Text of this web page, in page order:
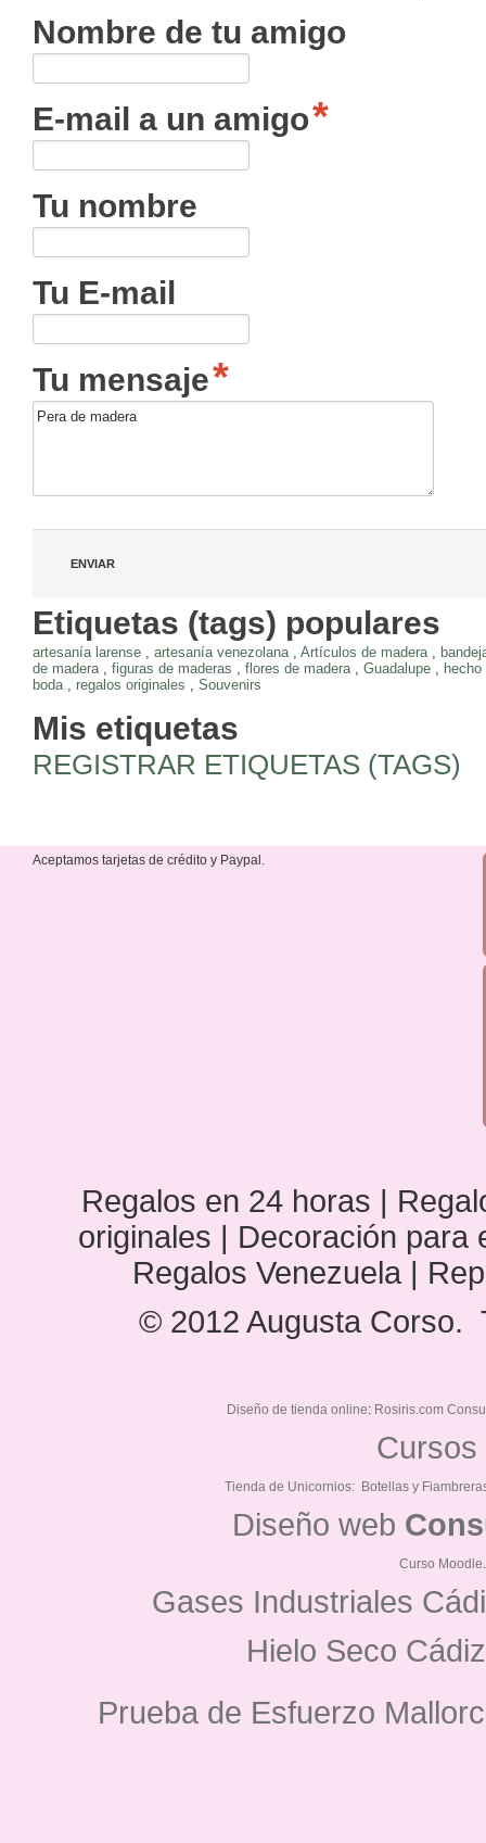
Nombre de tu amigo
E-mail a un amigo
Tu nombre
Tu E-mail
Tu mensaje
Etiquetas (tags) populares
artesanía larense , artesanía venezolana, Artículos de madera,
de madera, figuras de maderas , flores de madera, Guadalupe ,
boda, regalos originales , Souvenirs
Mis etiquetas
REGISTRAR ETIQUETAS (TAGS)
Aceptamos tarjetas de crédito y Paypal.
Regalos en 24 horas |
originales | Decoración para
Regalos Venezuela |
© 2012 Augusta Corso.
Diseño de tienda online: Rosiris.com
Cursos
Tienda de Unicornios: Botellas y
Diseño web
Curso Moodle
Gases Industriales
Hielo Seco Cádiz
Prueba de Esfuerzo